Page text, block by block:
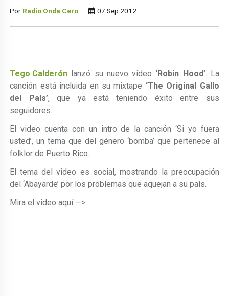
Por Radio Onda Cero 07 Sep 2012
Tego Calderón lanzó su nuevo video ‘Robin Hood’. La
canción está incluida en su mixtape ‘The Original Gallo
del País’, que ya está teniendo éxito entre sus
seguidores.
El video cuenta con un intro de la canción ‘Si yo fuera
usted’, un tema que del género ‘bomba’ que pertenece al
folklor de Puerto Rico.
El tema del video es social, mostrando la preocupación
del ‘Abayarde’ por los problemas que aquejan a su país.
Mira el video aquí —>